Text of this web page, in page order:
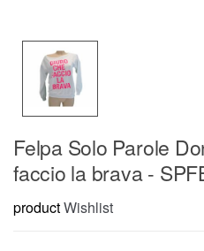
Felpa Solo Parole
faccio la brava -
productWishlist